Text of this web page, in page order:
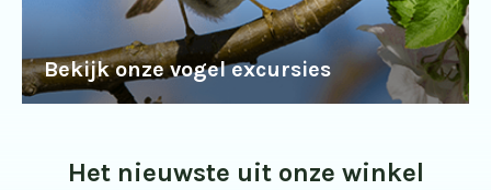
Bekijk onze vogel excursies
Het nieuwste uit onze winkel